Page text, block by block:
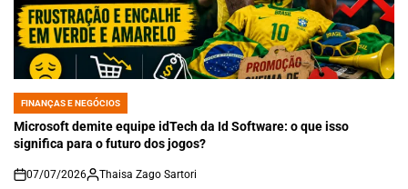
POSTED
IN
FINANÇAS E NEGÓCIOS
Microsoft demite equipe idTech da Id Software: o que isso
significa para o futuro dos jogos?
on
07/07/2026 Thaisa Zago Sartori